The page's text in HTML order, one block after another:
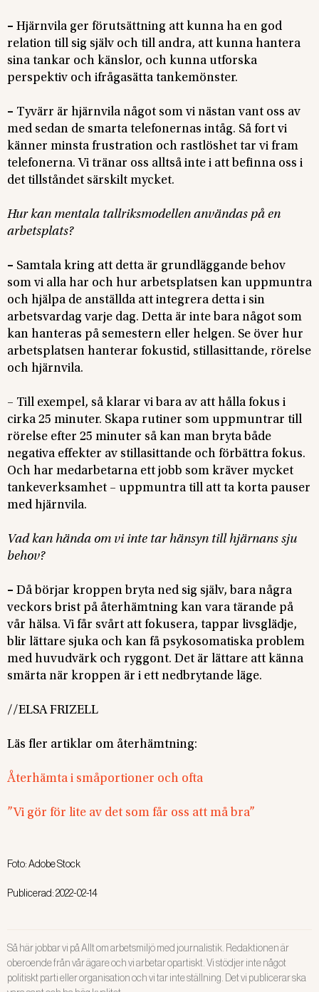
– Hjärnvila ger förutsättning att kunna ha en god
relation till sig själv och till andra, att kunna hantera
sina tankar och känslor, och kunna utforska
perspektiv och ifrågasätta tankemönster.
– Tyvärr är hjärnvila något som vi nästan vant oss av
med sedan de smarta telefonernas intåg. Så fort vi
känner minsta frustration och rastlöshet tar vi fram
telefonerna. Vi tränar oss alltså inte i att befinna oss i
det tillståndet särskilt mycket.
Hur kan mentala tallriksmodellen användas på en
arbetsplats?
– Samtala kring att detta är grundläggande behov
som vi alla har och hur arbetsplatsen kan uppmuntra
och hjälpa de anställda att integrera detta i sin
arbetsvardag varje dag. Detta är inte bara något som
kan hanteras på semestern eller helgen. Se över hur
arbetsplatsen hanterar fokustid, stillasittande, rörelse
och hjärnvila.
– Till exempel, så klarar vi bara av att hålla fokus i
cirka 25 minuter. Skapa rutiner som uppmuntrar till
rörelse efter 25 minuter så kan man bryta både
negativa effekter av stillasittande och förbättra fokus.
Och har medarbetarna ett jobb som kräver mycket
tankeverksamhet – uppmuntra till att ta korta pauser
med hjärnvila.
Vad kan hända om vi inte tar hänsyn till hjärnans sju
behov?
– Då börjar kroppen bryta ned sig själv, bara några
veckors brist på återhämtning kan vara tärande på
vår hälsa. Vi får svårt att fokusera, tappar livsglädje,
blir lättare sjuka och kan få psykosomatiska problem
med huvudvärk och ryggont. Det är lättare att känna
smärta när kroppen är i ett nedbrytande läge.
//ELSA FRIZELL
Läs fler artiklar om återhämtning:
Återhämta i småportioner och ofta
”Vi gör för lite av det som får oss att må bra”
Foto:Adobe Stock
Publicerad:2022-02-14
Så här jobbar vi på Allt om arbetsmiljö med journalistik. Redaktionen är
oberoende från vår ägare och vi arbetar opartiskt. Vi stödjer inte något
politiskt parti eller organisation och vi tar inte ställning. Det vi publicerar ska